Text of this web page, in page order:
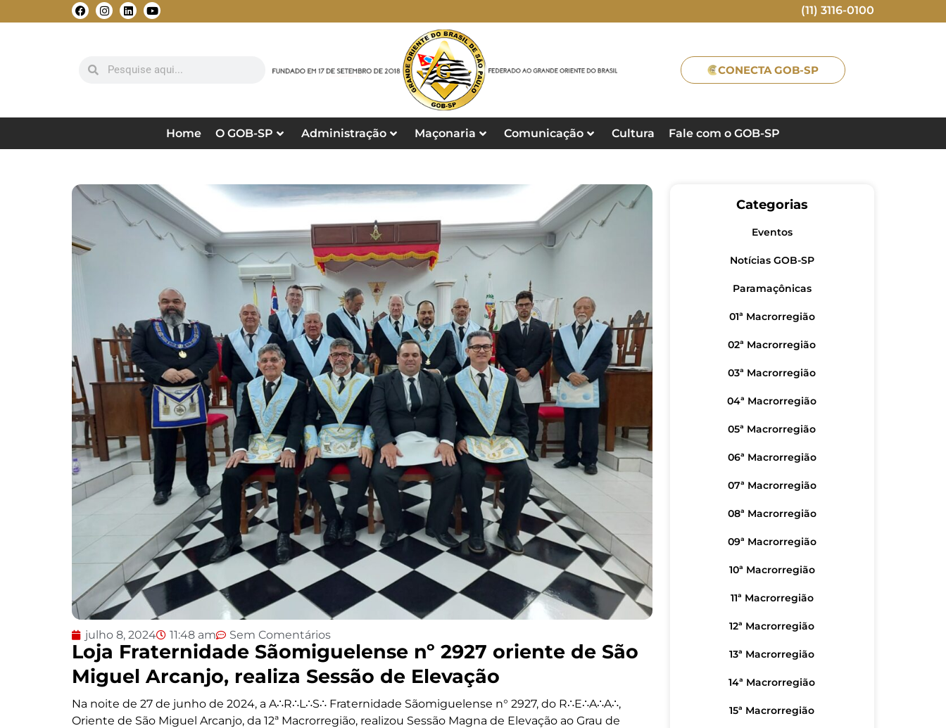
(11) 3116-0100
CONECTA GOB-SP
Home O GOB-SP Administração Maçonaria Comunicação Cultura Fale com o GOB-SP
julho 8, 2024 11:48 am Sem Comentários
Loja Fraternidade Sãomiguelense nº 2927 oriente de São
Miguel Arcanjo, realiza Sessão de Elevação
Na noite de 27 de junho de 2024, a A∴R∴L∴S∴ Fraternidade Sãomiguelense n° 2927, do R∴E∴A∴A∴,
Oriente de São Miguel Arcanjo, da 12ª Macrorregião, realizou Sessão Magna de Elevação ao Grau de
Categorias
Eventos
Notícias GOB-SP
Paramaçônicas
01ª Macrorregião
02ª Macrorregião
03ª Macrorregião
04ª Macrorregião
05ª Macrorregião
06ª Macrorregião
07ª Macrorregião
08ª Macrorregião
09ª Macrorregião
10ª Macrorregião
11ª Macrorregião
12ª Macrorregião
13ª Macrorregião
14ª Macrorregião
15ª Macrorregião